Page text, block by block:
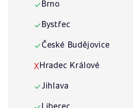
✓Brno
✓Bystřec
✓České Budějovice
XHradec Králové
✓Jihlava
Liberec